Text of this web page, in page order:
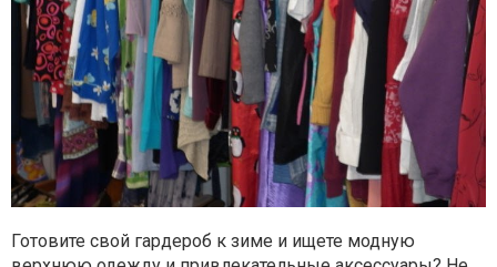
Готовите свой гардероб к зиме и ищете модную